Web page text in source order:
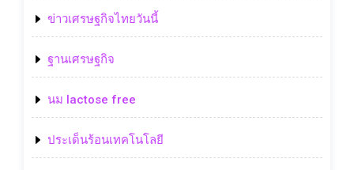
ข่าวเศรษฐกิจไทยวันนี้
ฐานเศรษฐกิจ
นม lactose free
ประเด็นร้อนเทคโนโลยี